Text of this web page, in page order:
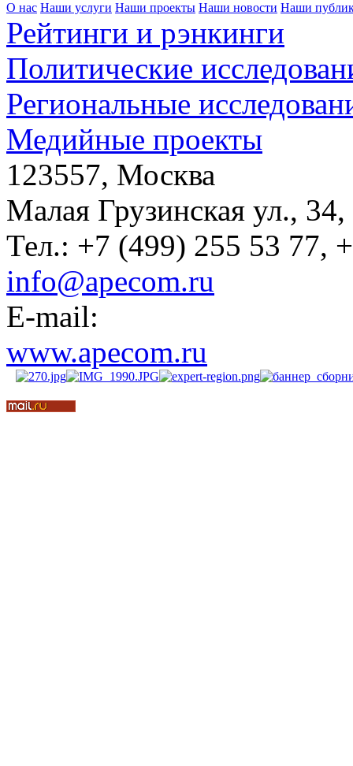
О нас Наши услуги Наши проекты Наши новости Наши
Рейтинги и рэнкинги
Политические
Региональные
Медийные проекты
123557, Москва
Малая Грузинская ул.,
Тел.: +7 (499) 255 53 77,
info@apecom.ru
E-mail:
www.apecom.ru